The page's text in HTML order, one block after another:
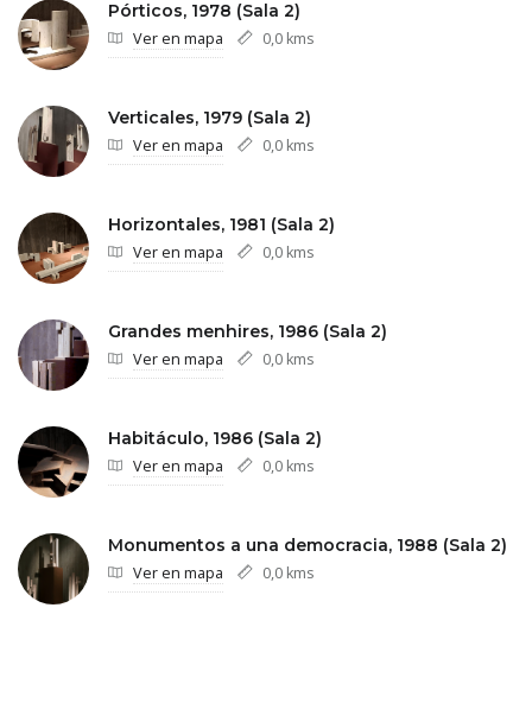
Pórticos, 1978 (Sala 2)
Ver en mapa 0,0 kms
Verticales, 1979 (Sala 2)
Ver en mapa 0,0 kms
Horizontales, 1981 (Sala 2)
Ver en mapa 0,0 kms
Grandes menhires, 1986 (Sala 2)
Ver en mapa 0,0 kms
Habitáculo, 1986 (Sala 2)
Ver en mapa 0,0 kms
Monumentos a una democracia, 1988 (Sala 2)
Ver en mapa 0,0 kms